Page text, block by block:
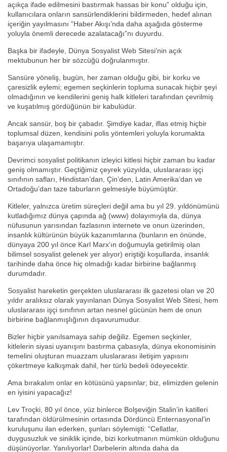
açıkça ifade edilmesini bastırmak hassas bir konu” olduğu için,
kullanıcılara onların sansürlendiklerini bildirmeden, hedef alınan
içeriğin yayılmasını “Haber Akışı’nda daha aşağıda gösterme
yoluyla önemli derecede azalatacağı”nı duyurdu.
Başka bir ifadeyle, Dünya Sosyalist Web Sitesi’nin açık
mektubunun her bir sözcüğü doğrulanmıştır.
Sansüre yöneliş, bugün, her zaman olduğu gibi, bir korku ve
çaresizlik eylemi; egemen seçkinlerin topluma sunacak hiçbir şeyi
olmadığının ve kendilerini geniş halk kitleleri tarafından çevrilmiş
ve kuşatılmış gördüğünün bir kabulüdür.
Ancak sansür, boş bir çabadır. Şimdiye kadar, iflas etmiş hiçbir
toplumsal düzen, kendisini polis yöntemleri yoluyla korumakta
başarıya ulaşamamıştır.
Devrimci sosyalist politikanın izleyici kitlesi hiçbir zaman bu kadar
geniş olmamıştır. Geçtiğimiz çeyrek yüzyılda, uluslararası işçi
sınıfının safları, Hindistan’dan, Çin’den, Latin Amerika’dan ve
Ortadoğu’dan taze taburların gelmesiyle büyümüştür.
Kitleler, yalnızca üretim süreçleri değil ama bu yıl 29. yıldönümünü
kutladığımız dünya çapında ağ (www) dolayımıyla da, dünya
nüfusunun yarısından fazlasının internete ve onun üzerinden,
insanlık kültürünün büyük kazanımlarına (bunların en önünde,
dünyaya 200 yıl önce Karl Marx’ın doğumuyla getirilmiş olan
bilimsel sosyalist gelenek yer alıyor) eriştiği koşullarda, insanlık
tarihinde daha önce hiç olmadığı kadar birbirine bağlanmış
durumdadır.
Sosyalist hareketin gerçekten uluslararası ilk gazetesi olan ve 20
yıldır aralıksız olarak yayınlanan Dünya Sosyalist Web Sitesi, hem
uluslararası işçi sınıfının artan nesnel gücünün hem de onun
birbirine bağlanmışlığının dışavurumudur.
Bizler hiçbir yanılsamaya sahip değiliz. Egemen seçkinler,
kitlelerin siyasi uyanışını bastırma çabasıyla, dünya ekonomisinin
temelini oluşturan muazzam uluslararası iletişim yapısını
çökertmeye kalkışmak dahil, her türlü bedeli ödeyecektir.
Ama bırakalım onlar en kötüsünü yapsınlar; biz, elimizden gelenin
en iyisini yapacağız!
Lev Troçki, 80 yıl önce, yüz binlerce Bolşeviğin Stalin’in katilleri
tarafından öldürülmesinin ortasında Dördüncü Enternasyonal’in
kuruluşunu ilan ederken, şunları söylemişti: “Cellatlar,
duygusuzluk ve siniklik içinde, bizi korkutmanın mümkün olduğunu
düşünüyorlar. Yanılıyorlar! Darbelerin altında daha da